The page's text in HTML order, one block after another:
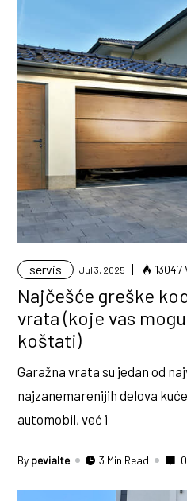
servis Jul 3, 2025 13047
Najčešće greške
vrata (koje vas
koštati)
Garažna vrata su jedan od
najzanemarenijih delova
automobil, već i
By pevialte 3 Min Read 0